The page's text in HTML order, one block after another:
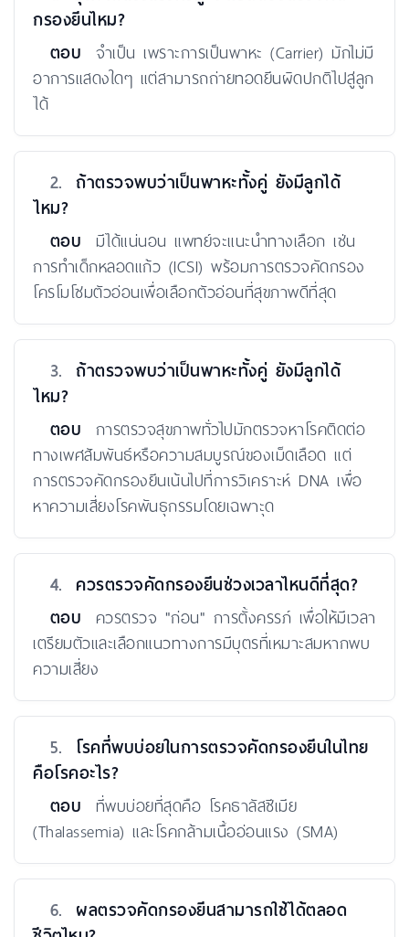
กรองยีนไหม?
ตอบ จำเป็น เพราะการเป็นพาหะ (Carrier) มักไม่มี
อาการแสดงใดๆ แต่สามารถถ่ายทอดยีนผิดปกติไปสู่ลูก
ได้
2. ถ้าตรวจพบว่าเป็นพาหะทั้งคู่ ยังมีลูกได้
ไหม?
ตอบ มีได้แน่นอน แพทย์จะแนะนำทางเลือก เช่น
การทำเด็กหลอดแก้ว (ICSI) พร้อมการตรวจคัดกรอง
โครโมโซมตัวอ่อนเพื่อเลือกตัวอ่อนที่สุขภาพดีที่สุด
3. ถ้าตรวจพบว่าเป็นพาหะทั้งคู่ ยังมีลูกได้
ไหม?
ตอบ การตรวจสุขภาพทั่วไปมักตรวจหาโรคติดต่อ
ทางเพศสัมพันธ์หรือความสมบูรณ์ของเม็ดเลือด แต่
การตรวจคัดกรองยีนเน้นไปที่การวิเคราะห์ DNA เพื่อ
หาความเสี่ยงโรคพันธุกรรมโดยเฉพาะุด
4. ควรตรวจคัดกรองยีนช่วงเวลาไหนดีที่สุด?
ตอบ ควรตรวจ "ก่อน" การตั้งครรภ์ เพื่อให้มีเวลา
เตรียมตัวและเลือกแนวทางการมีบุตรที่เหมาะสมหากพบ
ความเสี่ยง
5. โรคที่พบบ่อยในการตรวจคัดกรองยีนในไทย
คือโรคอะไร?
ตอบ ที่พบบ่อยที่สุดคือ โรคธาลัสซีเมีย
(Thalassemia) และโรคกล้ามเนื้ออ่อนแรง (SMA)
6. ผลตรวจคัดกรองยีนสามารถใช้ได้ตลอด